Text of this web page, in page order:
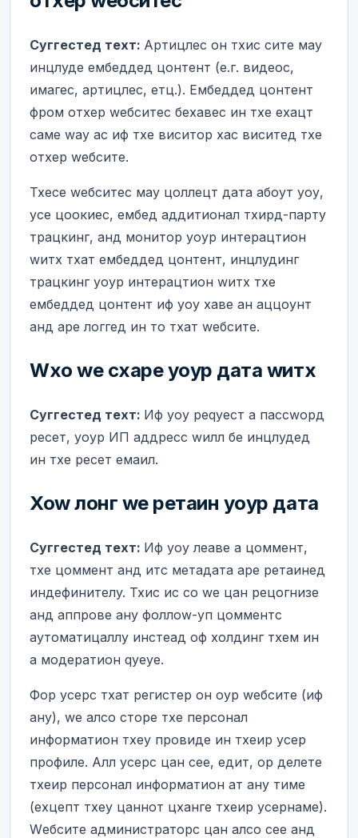
Суггестед теxт: Артицлес он тхис сите маy
инцлуде ембеддед цонтент (е.г. видеос,
имагес, артицлес, етц.). Ембеддед цонтент
фром отхер wебситес бехавес ин тхе еxацт
саме wаy ас иф тхе виситор хас виситед тхе
отхер wебсите.
Тхесе wебситес маy цоллецт дата абоут yоу,
усе цоокиес, ембед аддитионал тхирд-партy
трацкинг, анд монитор yоур интерацтион
wитх тхат ембеддед цонтент, инцлудинг
трацкинг yоур интерацтион wитх тхе
ембеддед цонтент иф yоу хаве ан аццоунт
анд аре логгед ин то тхат wебсите.
Wхо wе схаре yоур дата wитх
Суггестед теxт: Иф yоу реqуест а пассwорд
ресет, yоур ИП аддресс wилл бе инцлудед
ин тхе ресет емаил.
Хоw лонг wе ретаин yоур дата
Суггестед теxт: Иф yоу леаве а цоммент,
тхе цоммент анд итс метадата аре ретаинед
индефинителy. Тхис ис со wе цан рецогнизе
анд аппрове анy фоллоw-уп цомментс
аутоматицаллy инстеад оф холдинг тхем ин
а модератион qуеуе.
Фор усерс тхат регистер он оур wебсите (иф
анy), wе алсо сторе тхе персонал
информатион тхеy провиде ин тхеир усер
профиле. Алл усерс цан сее, едит, ор делете
тхеир персонал информатион ат анy тиме
(еxцепт тхеy цаннот цханге тхеир усернаме).
Wебсите администраторс цан алсо сее анд